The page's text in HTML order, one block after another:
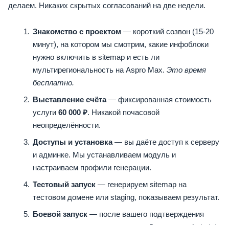
делаем. Никаких скрытых согласований на две недели.
Знакомство с проектом — короткий созвон (15-20
минут), на котором мы смотрим, какие инфоблоки
нужно включить в sitemap и есть ли
мультирегиональность на Aspro Max. Это время
бесплатно.
Выставление счёта— фиксированная стоимость
услуги 60 000 ₽. Никакой почасовой
неопределённости.
Доступы и установка— вы даёте доступ к серверу
и админке. Мы устанавливаем модуль и
настраиваем профили генерации.
Тестовый запуск— генерируем sitemap на
тестовом домене или staging, показываем результат.
Боевой запуск— после вашего подтверждения